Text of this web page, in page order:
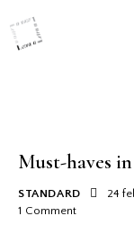
Must-haves
STANDARD 24
1 Comment